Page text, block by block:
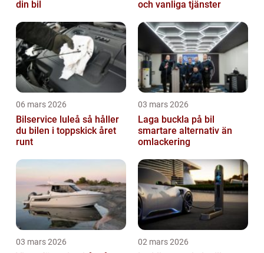
din bil
och vanliga tjänster
06 mars 2026
Bilservice luleå så håller
du bilen i toppskick året
runt
03 mars 2026
Laga buckla på bil
smartare alternativ än
omlackering
03 mars 2026 02 mars 2026